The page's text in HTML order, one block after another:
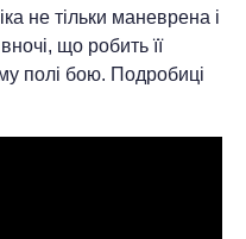
не тільки маневрена і
що робить її
полі бою. Подробиці